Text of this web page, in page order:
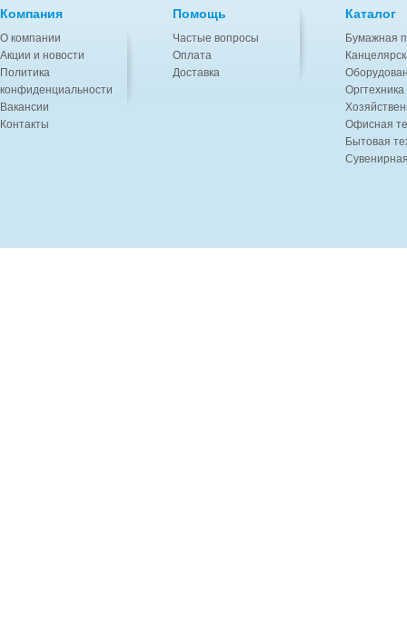
Компания
О компании
Акции и новости
Политика
конфиденциальности
Вакансии
Контакты
Помощь
Частые вопросы
Оплата
Доставка
Каталог
Бумажная
Офисная
Бытовая